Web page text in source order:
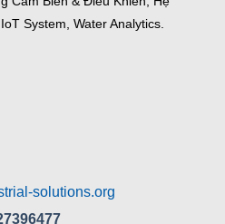
System, Water Analytics.
solutions.org